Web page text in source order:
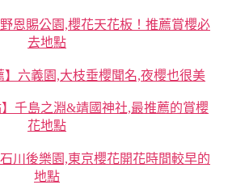
恩賜公園,櫻花天花板！推薦賞櫻必
去地點
】六義園,大枝垂櫻聞名,夜櫻也很美
】千島之淵&靖國神社,最推薦的賞櫻
花地點
川後樂園,東京櫻花開花時間較早的
地點